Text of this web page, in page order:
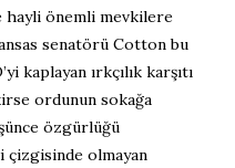
hayli önemli mevkilere
senatörü Cotton bu
kaplayan ırkçılık karşıtı
ordunun sokağa
özgürlüğü
çizgisinde olmayan